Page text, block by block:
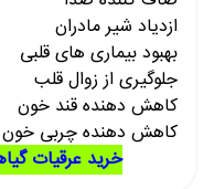
ازدیاد شیر مادران
بهبود بیماری های قلبی
جلوگیری از زوال قلب
کاهش دهنده قند خون
کاهش دهنده چربی خون
خرید عرقیات